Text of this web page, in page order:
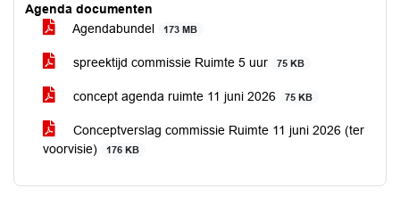
Agenda documenten
Agendabundel
173 MB
spreektijd commissie Ruimte 5 uur 75 KB
concept agenda ruimte 11 juni 2026 75 KB
Conceptverslag commissie Ruimte 11 juni 2026 (ter
voorvisie)
176 KB